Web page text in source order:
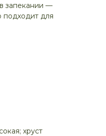
запекании —
подходит для
хруст